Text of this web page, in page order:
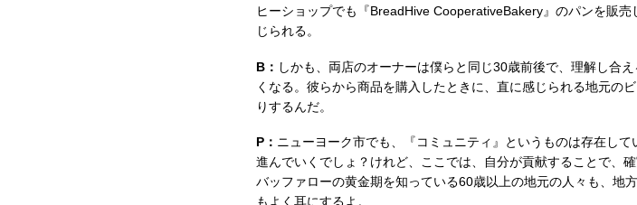
ヒーショップでも『BreadHive CooperativeBakery』のパンを販
じられる。
B： しかも、両店のオーナーは僕らと同じ30歳前後で、理解し合
くなる。彼らから商品を購入したときに、直に感じられる地元の
りするんだ。
P： ニューヨーク市でも、『コミュニティ』というものは存在し
進んでいくでしょ？けれど、ここでは、自分が貢献することで、
バッファローの黄金期を知っている60歳以上の地元の人々も、地
もよく耳にするよ。